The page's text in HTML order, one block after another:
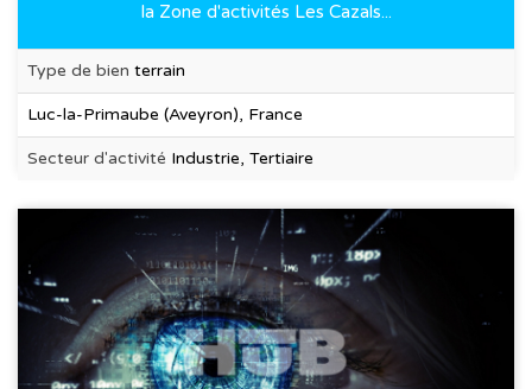
la Zone d'activités Les Cazals...
Type de bien terrain
Luc-la-Primaube (Aveyron), France
Secteur d'activité Industrie, Tertiaire